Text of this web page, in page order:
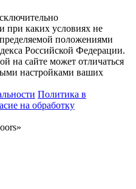
при каких условиях не
положениями
Российской Федерации.
на сайте может отличаться
настройками ваших
Политика в
на обработку